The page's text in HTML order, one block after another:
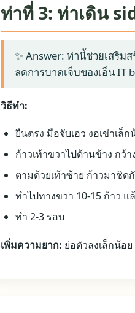
ท่าที่ 3: ท่าเดิน
✨ Answer: ท่านี้ช่วยเสริม
ลดการบาดเจ็บของเอ็น IT
วิธีทำ:
ยืนตรง มือจับเอว งอเข่าเล็ก
ก้าวเท้าขวาไปด้านข้าง กว้า
ตามด้วยเท้าซ้าย ก้าวมาชิด
ทำไปทางขวา 10-15 ก้าว
ทำ 2-3 รอบ
เพิ่มความยาก: ย่อตัวลงเล็กน้อ